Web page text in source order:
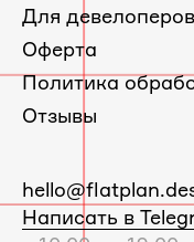
Для девелоперов
Оферта
Политика
Отзывы
E-
mail:
Написать в